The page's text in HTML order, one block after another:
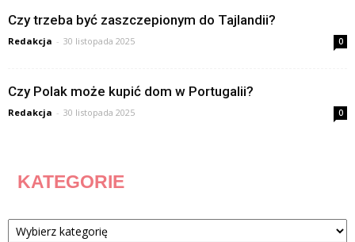
Czy trzeba być zaszczepionym do Tajlandii?
Redakcja - 30 listopada 2025 0
Czy Polak może kupić dom w Portugalii?
Redakcja - 30 listopada 2025 0
KATEGORIE
Kategorie